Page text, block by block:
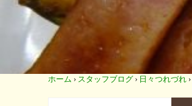
ホーム › スタッフブログ › 日々つれづれ ›